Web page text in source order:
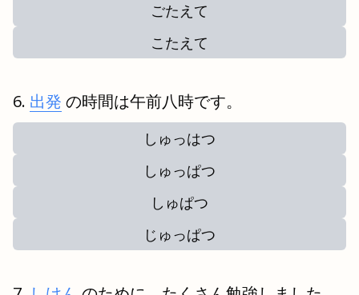
ごたえて
こたえて
出発 の時間は午前八時です。
しゅっはつ
しゅっぱつ
しゅぱつ
じゅっぱつ